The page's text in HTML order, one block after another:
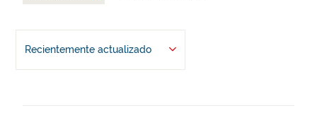
Recientemente actualizado